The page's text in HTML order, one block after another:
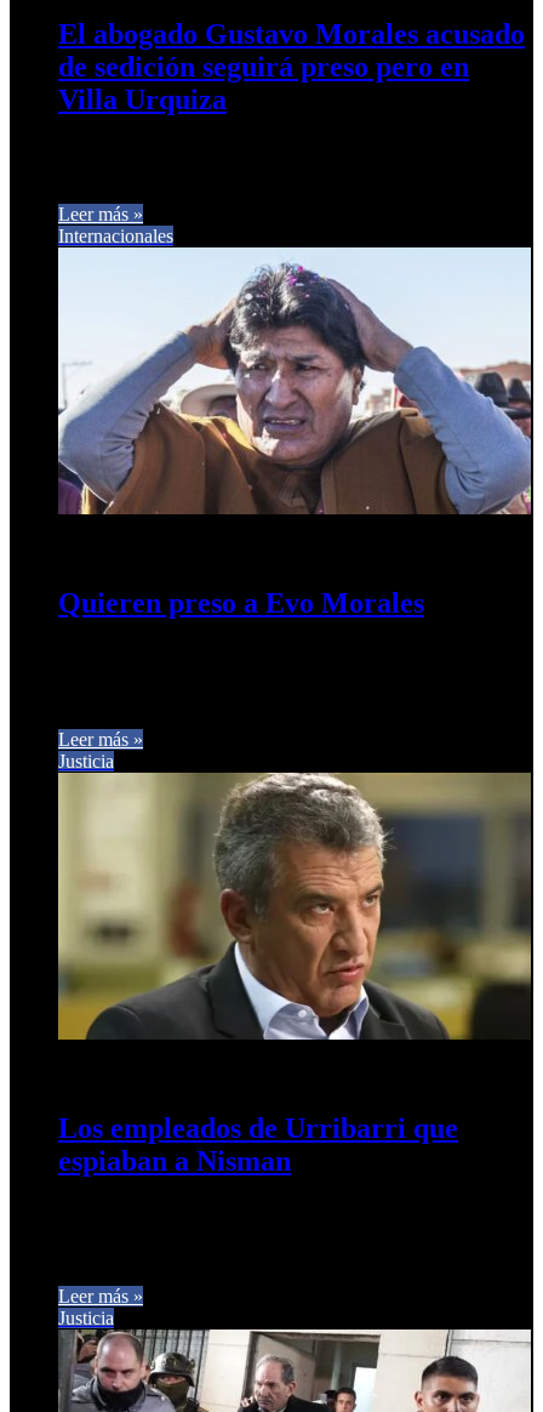
El abogado Gustavo Morales acusado
de sedición seguirá preso pero en
Villa Urquiza
Leer más »
Internacionales
Quieren preso a Evo Morales
Leer más »
Justicia
Los empleados de Urribarri que
espiaban a Nisman
Leer más »
Justicia